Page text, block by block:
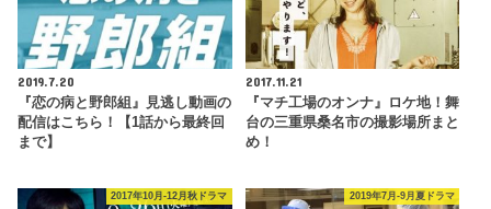
2019.7.20
『恋の病と野郎組』見逃し動画の
配信はこちら！【1話から最終回
まで】
2017.11.21
『マチ工場のオンナ』ロケ地！舞
台の三重県桑名市の撮影場所まと
め！
2017年10月-12月秋ドラマ 2019年7月-9月夏ドラマ